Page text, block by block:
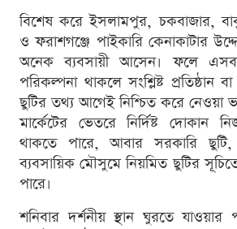
বিশেষ করে ইসলামপুর, চকবাজার,
ও ফরাশগঞ্জে পাইকারি কেনাকাটার
অনেক ব্যবসায়ী আসেন। ফলে এসব
পরিকল্পনা থাকলে সংশ্লিষ্ট প্রতিষ্ঠান
ছুটির তথ্য আগেই নিশ্চিত করে
মার্কেটের ভেতরে নির্দিষ্ট দোকান
থাকতে পারে, আবার সরকারি
ব্যবসায়িক মৌসুমে নিয়মিত ছুটির
পারে।
শনিবার দর্শনীয় স্থান ঘুরতে যাওয়ার